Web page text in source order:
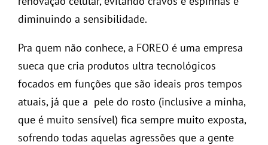
diminuindo a sensibilidade.
Pra quem não conhece, a FOREO é uma empresa
sueca que cria produtos ultra tecnológicos
focados em funções que são ideais pros tempos
atuais, já que a pele do rosto (inclusive a minha,
que é muito sensível) fica sempre muito exposta,
sofrendo todas aquelas agressões que a gente